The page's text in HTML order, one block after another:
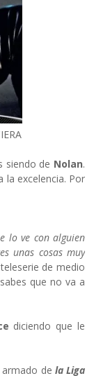
siendo de Nolan.
la excelencia. Por
lo ve con alguien
unas cosas muy
de medio
que no va a
diciendo que le
de la Liga